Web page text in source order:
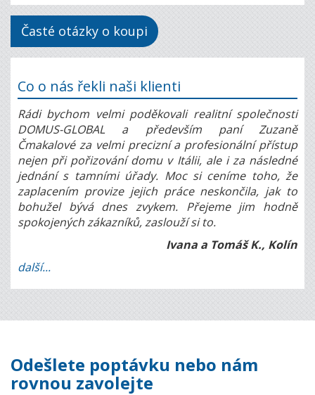
Časté otázky o koupi
Co o nás řekli naši klienti
Rádi bychom velmi poděkovali realitní společnosti
DOMUS-GLOBAL a především paní Zuzaně
Čmakalové za velmi precizní a profesionální přístup
nejen při pořizování domu v Itálii, ale i za následné
jednání s tamními úřady. Moc si ceníme toho, že
zaplacením provize jejich práce neskončila, jak to
bohužel bývá dnes zvykem. Přejeme jim hodně
spokojených zákazníků, zaslouží si to.
Ivana a Tomáš K., Kolín
další...
Odešlete poptávku nebo nám
rovnou zavolejte